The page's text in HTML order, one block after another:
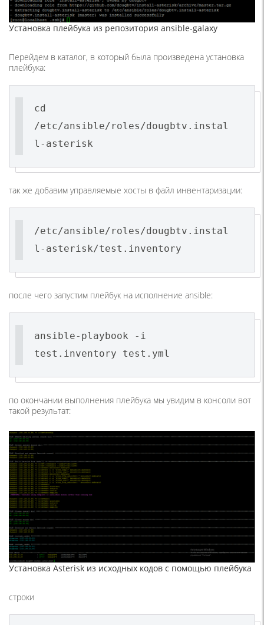
Установка плейбука из репозитория ansible-galaxy
Перейдем в каталог, в который была произведена установка
плейбука:
cd
/etc/ansible/roles/dougbtv.instal
l-asterisk
так же добавим управляемые хосты в файл инвентаризации:
/etc/ansible/roles/dougbtv.instal
l-asterisk/test.inventory
после чего запустим плейбук на исполнение ansible:
ansible-playbook -i
test.inventory test.yml
по окончании выполнения плейбука мы увидим в консоли вот
такой результат:
Установка Asterisk из исходных кодов с помощью плейбука
строки